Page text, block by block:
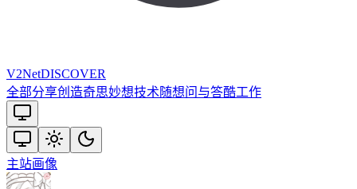
V2NetDISCOVER
全部分享创造奇思妙想技术随想问与答酷工作
主站画像